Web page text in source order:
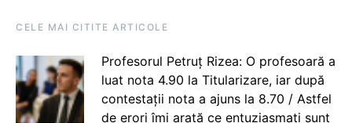
CELE MAI CITITE ARTICOLE
Profesorul Petruț Rizea: O profesoară a
luat nota 4.90 la Titularizare, iar după
contestații nota a ajuns la 8.70 / Astfel
de erori îmi arată ce entuziasmați sunt